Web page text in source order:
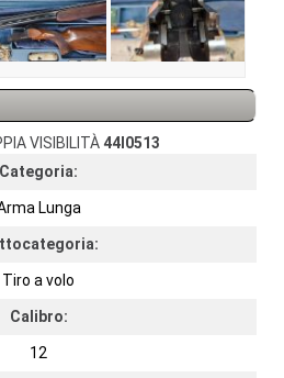
VISIBILITÀ 44I0513
Categoria:
Lunga
Tiro a volo
Calibro:
12